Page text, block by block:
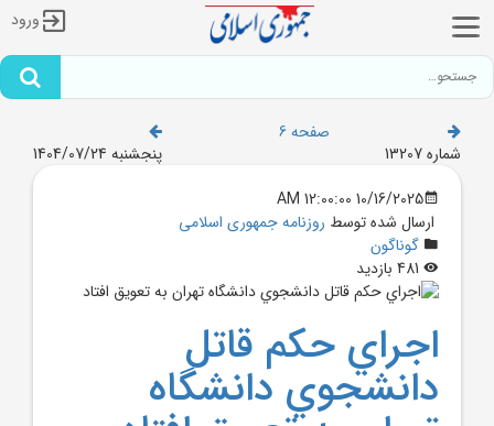
ورود
صفحه 6
شماره 13207
پنجشنبه 1404/07/24
10/16/2025 12:00:00 AM
ارسال شده توسط روزنامه جمهوری اسلامی
گوناگون
اجراي حکم قاتل
دانشجوي دانشگاه